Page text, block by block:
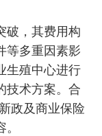
破，其费用构
等多重因素影
生殖中心进行
技术方案。合
政及商业保险